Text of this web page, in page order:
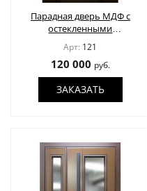
Парадная дверь МДФ с
остекленными
вставками
Арт: 121
120 000 руб.
ЗАКАЗАТЬ